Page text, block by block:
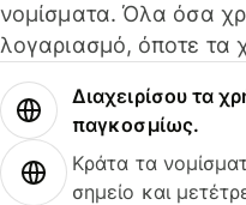
νομίσματα. Όλα όσα
λογαριασμό, όποτε τα
Διαχειρίσου τα
παγκοσμίως.
Κράτα τα
σημείο και